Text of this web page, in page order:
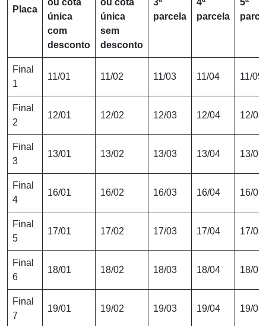
Placa
ou cota
única
com
desconto
ou cota
única
sem
desconto
3ª
parcela
4ª
parcela
5ª
Final
1
11/01 11/02 11/03 11/04 11/05
Final
2
12/01 12/02 12/03 12/04 12/05
Final
3
13/01 13/02 13/03 13/04 13/05
Final
4
16/01 16/02 16/03 16/04 16/05
Final
5
17/01 17/02 17/03 17/04 17/05
Final
6
18/01 18/02 18/03 18/04 18/05
Final
7
19/01 19/02 19/03 19/04 19/05